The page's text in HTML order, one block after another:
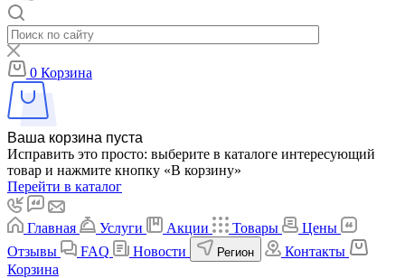
0 Корзина
Ваша корзина пуста
Исправить это просто: выберите в каталоге интересующий
товар и нажмите кнопку «В корзину»
Перейти в каталог
Главная Услуги Акции Товары
Цены
Отзывы
FAQ Новости Регион
Контакты
Корзина